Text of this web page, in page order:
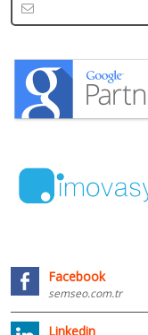
Facebook
semseo.com.tr
Linkedin